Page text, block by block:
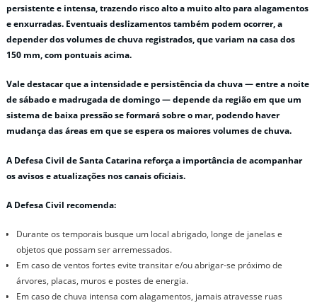
persistente e intensa, trazendo risco alto a muito alto para alagamentos
e enxurradas. Eventuais deslizamentos também podem ocorrer, a
depender dos volumes de chuva registrados, que variam na casa dos
150 mm, com pontuais acima.
Vale destacar que a intensidade e persistência da chuva — entre a noite
de sábado e madrugada de domingo — depende da região em que um
sistema de baixa pressão se formará sobre o mar, podendo haver
mudança das áreas em que se espera os maiores volumes de chuva.
A Defesa Civil de Santa Catarina reforça a importância de acompanhar
os avisos e atualizações nos canais oficiais.
A Defesa Civil recomenda:
Durante os temporais busque um local abrigado, longe de janelas e
objetos que possam ser arremessados.
Em caso de ventos fortes evite transitar e/ou abrigar-se próximo de
árvores, placas, muros e postes de energia.
Em caso de chuva intensa com alagamentos, jamais atravesse ruas